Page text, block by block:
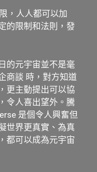
，人人都可以加
的限制和法則，發
的元宇宙並不是毫
商談 時，對方知道
更主動提出可以協
令人喜出望外。騰
是個令人興奮但
世界更真實、為真
都可以成為元宇宙